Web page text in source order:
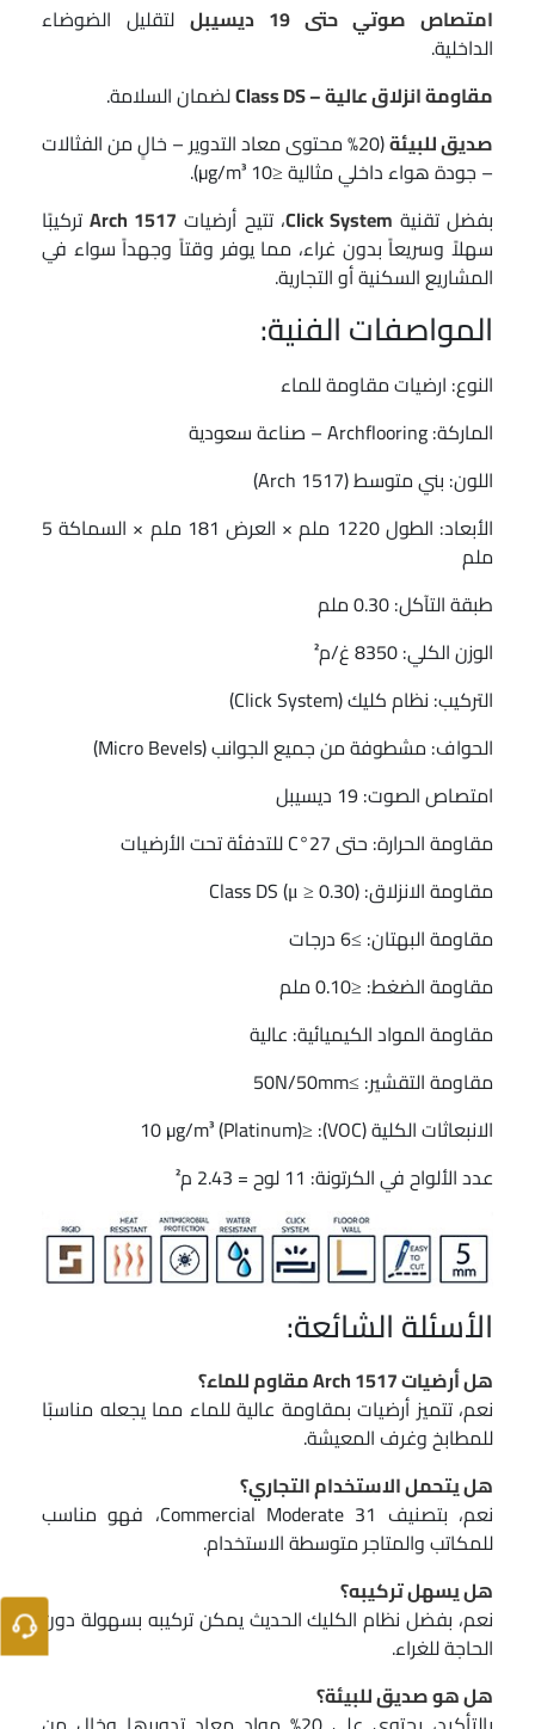
امتصاص صوتي حتى 19 ديسيبل
لتقليل الضوضاء
الداخلية.
مقاومة انزلاق عالية – Class DS
لضمان السلامة.
صديق للبيئة
(20% محتوى معاد التدوير – خالٍ من الفثالات
– جودة هواء داخلي مثالية ≤10 µg/m³).
بفضل تقنية Click System، تتيح أرضيات Arch 1517تركيبًا
سهلاً وسريعاً بدون غراء، مما يوفر وقتاً وجهداً سواء في
المشاريع السكنية أو التجارية.
المواصفات الفنية:
النوع: ارضيات مقاومة للماء
الماركة: Archflooring – صناعة سعودية
اللون: بني متوسط (Arch 1517)
الأبعاد: الطول 1220 ملم × العرض 181 ملم × السماكة 5
ملم
طبقة التآكل: 0.30 ملم
الوزن الكلي: 8350 غ/م²
التركيب: نظام كليك (Click System)
الحواف: مشطوفة من جميع الجوانب (Micro Bevels)
امتصاص الصوت: 19 ديسيبل
مقاومة الحرارة: حتى 27°C للتدفئة تحت الأرضيات
مقاومة الانزلاق: Class DS (μ ≥ 0.30)
مقاومة البهتان: ≥6 درجات
مقاومة الضغط: ≤0.10 ملم
مقاومة المواد الكيميائية: عالية
مقاومة التقشير: ≥50N/50mm
الانبعاثات الكلية (VOC): ≤10 µg/m³ (Platinum)
عدد الألواح في الكرتونة: 11 لوح = 2.43 م²
الأسئلة الشائعة:
هل أرضيات Arch 1517 مقاوم للماء؟
نعم، تتميز أرضيات بمقاومة عالية للماء مما يجعله مناسبًا
للمطابخ وغرف المعيشة.
هل يتحمل الاستخدام التجاري؟
نعم، بتصنيف 31 Commercial Moderate، فهو مناسب
للمكاتب والمتاجر متوسطة الاستخدام.
هل يسهل تركيبه؟
نعم، بفضل نظام الكليك الحديث يمكن تركيبه بسهولة دون
الحاجة للغراء.
هل هو صديق للبيئة؟